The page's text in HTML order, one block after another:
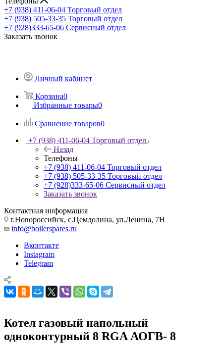
+7 (938) 411-06-04 Торговый отдел
+7 (938) 505-33-35 Торговый отдел
+7 (928)333-65-06 Сервисный отдел
Заказать звонок
Личный кабинет
Корзина0
Избранные товары0
Сравнение товаров0
+7 (938) 411-06-04 Торговый отдел
Назад
Телефоны
+7 (938) 411-06-04 Торговый отдел
+7 (938) 505-33-35 Торговый отдел
+7 (928)333-65-06 Сервисный отдел
Заказать звонок
Контактная информация
г.Новороссийск, с.Цемдолина, ул.Ленина, 7Н
info@boilerspares.ru
Вконтакте
Instagram
Telegram
Котел газовый напольный
одноконтурный 8 RGA АОГВ- 8